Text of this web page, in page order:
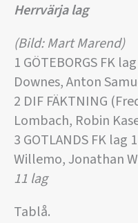
Herrvärja lag
(Bild: Mart Marend)
1 GÖTEBORGS FK
Downes, Anton
2 DIF FÄKTNING
Lombach, Robin
3 GOTLANDS FK lag
Willemo, Jonathan
11 lag
Tablå.